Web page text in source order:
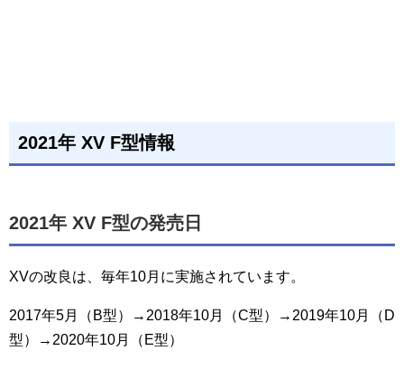
2021年 XV F型情報
2021年 XV F型の発売日
XVの改良は、毎年10月に実施されています。
2017年5月（B型）→2018年10月（C型）→2019年10月（D
型）→2020年10月（E型）